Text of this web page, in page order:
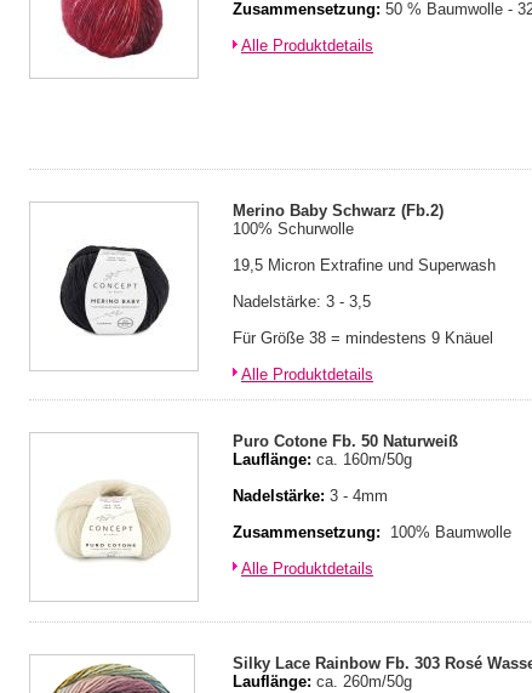
Zusammensetzung: 50 % Baumwolle -
Alle Produktdetails
Merino Baby Schwarz (Fb.2)
100% Schurwolle
19,5 Micron Extrafine und Superwash
Nadelstärke: 3 - 3,5
Für Größe 38 = mindestens 9 Knäuel
Alle Produktdetails
Puro Cotone Fb. 50 Naturweiß
Lauflänge: ca. 160m/50g
Nadelstärke: 3 - 4mm
Zusammensetzung:
100% Baumwolle
Alle Produktdetails
Silky Lace Rainbow Fb. 303 Rosé
Lauflänge: ca. 260m/50g